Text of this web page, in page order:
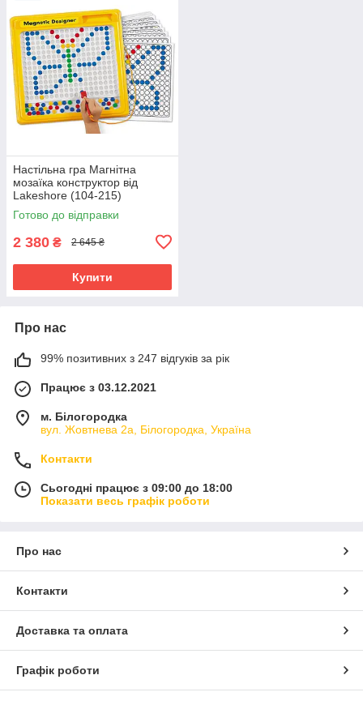
Настільна гра Магнітна
мозаїка конструктор від
Lakeshore (104-215)
Готово до відправки
2 380 ₴ 2 645 ₴
Купити
Про нас
99% позитивних з 247 відгуків за рік
Працює з 03.12.2021
м. Білогородка
вул. Жовтнева 2а, Білогородка, Україна
Контакти
Сьогодні працює з 09:00 до 18:00
Показати весь графік роботи
Про нас
Контакти
Доставка та оплата
Графік роботи